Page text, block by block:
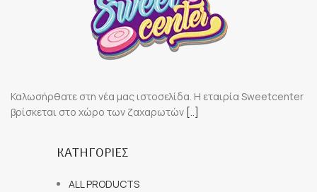
Καλωσήρθατε στη νέα μας ιστοσελίδα. Η εταιρία Sweetcenter
βρίσκεται στο χώρο των ζαχαρωτών [..]
ΚΑΤΗΓΟΡΙΕΣ
ALL PRODUCTS